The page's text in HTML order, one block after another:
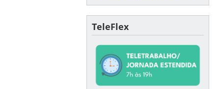
TeleFlex